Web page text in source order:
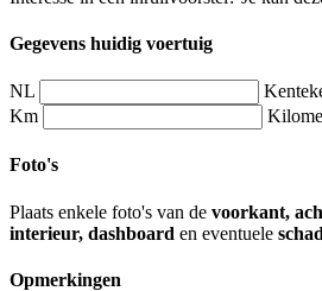
Gegevens huidig voertuig
NL
Km
Foto's
Plaats enkele foto's van de voorkant,
interieur, dashboard en eventuele
Opmerkingen